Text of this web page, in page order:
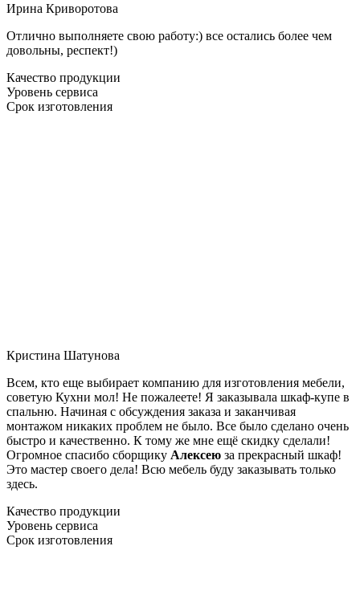
Ирина Криворотова
Отлично выполняете свою работу:) все остались более чем
довольны, респект!)
Качество продукции
Уровень сервиса
Срок изготовления
Кристина Шатунова
Всем, кто еще выбирает компанию для изготовления мебели,
советую Кухни мол! Не пожалеете! Я заказывала шкаф-купе в
спальню. Начиная с обсуждения заказа и заканчивая
монтажом никаких проблем не было. Все было сделано очень
быстро и качественно. К тому же мне ещё скидку сделали!
Огромное спасибо сборщику Алексею за прекрасный шкаф!
Это мастер своего дела! Всю мебель буду заказывать только
здесь.
Качество продукции
Уровень сервиса
Срок изготовления